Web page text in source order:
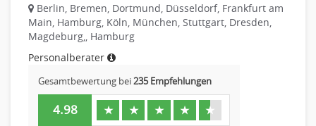
Justiziariat, Rechtsabteilung
Notar-, Justizfachangestellter, Anwaltsfachgehilfe
Notariat
Richter, Justizbeamte
Analyst
Anlageberatung, Vermögensberatung
Asset-/Fonds-Management
Berlin, Bremen, Dortmund, Düsseldorf, Frankfurt am
Main, Hamburg, Köln, München, Stuttgart, Dresden,
Magdeburg,, Hamburg
Personalberater
Gesamtbewertung bei235 Empfehlungen
4.98 ★ ★ ★ ★ ★